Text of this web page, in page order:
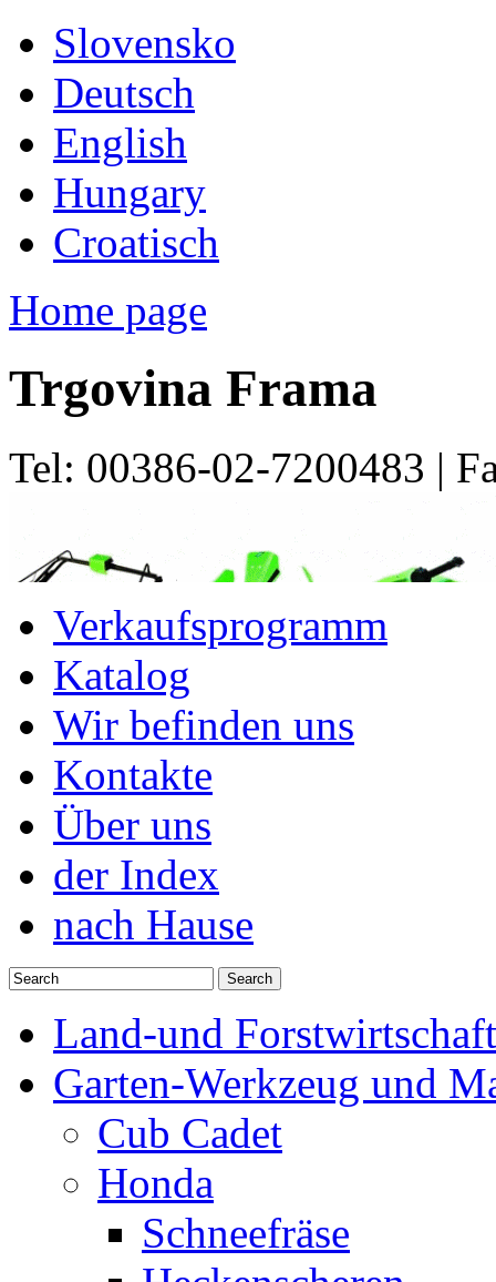
Slovensko
Deutsch
English
Hungary
Croatisch
Home page
Trgovina Frama
Tel: 00386-02-7200483 |
Verkaufsprogramm
Katalog
Wir befinden uns
Kontakte
Über uns
der Index
nach Hause
Land-und Forstwirtschaft
Garten-Werkzeug und
Cub Cadet
Honda
Schneefräse